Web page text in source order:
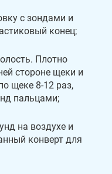
с зондами и
конец;
Плотно
стороне щеки и
щеке 8-12 раз,
пальцами;
на воздухе и
конверт для